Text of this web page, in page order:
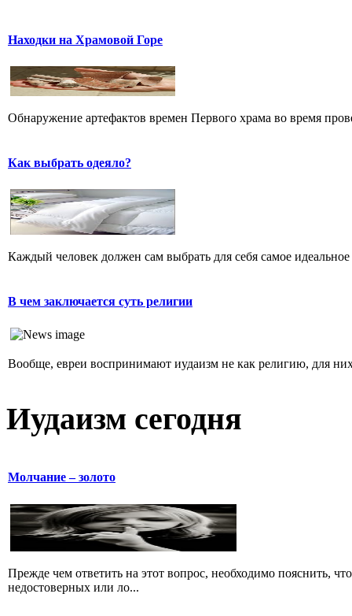
Находки на Храмовой Горе
Обнаружение артефактов времен Первого храма во время
Как выбрать одеяло?
Каждый человек должен сам выбрать для себя самое
В чем заключается суть религии
Вообще, евреи воспринимают иудаизм не как религию, для
Иудаизм сегодня
Молчание – золото
Прежде чем ответить на этот вопрос, необходимо пояснить,
недостоверных или ло...